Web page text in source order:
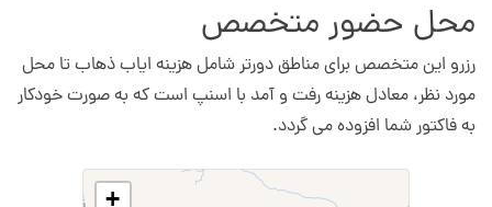
محل حضور متخصص
رزرو این متخصص برای مناطق دورتر شامل هزینه ایاب ذهاب تا محل
مورد نظر، معادل هزینه رفت و آمد با اسنپ است که به صورت خودکار
به فاکتور شما افزوده می گردد.
+